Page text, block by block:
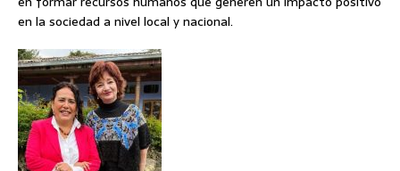
en la sociedad a nivel local y nacional.